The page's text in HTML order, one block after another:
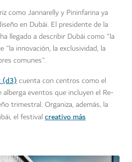
como Jannarelly y Pininfarina ya
en Dubái. El presidente de la
llegado a describir Dubái como "la
"la innovación, la exclusividad, la
comunes".
(d3)cuenta con centros como el
eventos que incluyen el Re-
trimestral. Organiza, además, la
el festival creativo más